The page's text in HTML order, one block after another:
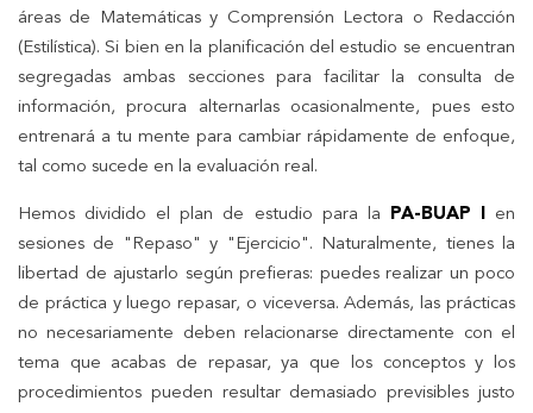
áreas de Matemáticas y Comprensión Lectora o Redacción
(Estilística). Si bien en la planificación del estudio se encuentran
segregadas ambas secciones para facilitar la consulta de
información, procura alternarlas ocasionalmente, pues esto
entrenará a tu mente para cambiar rápidamente de enfoque,
tal como sucede en la evaluación real.
Hemos dividido el plan de estudio para la PA-BUAP I en
sesiones de "Repaso" y "Ejercicio". Naturalmente, tienes la
libertad de ajustarlo según prefieras: puedes realizar un poco
de práctica y luego repasar, o viceversa. Además, las prácticas
no necesariamente deben relacionarse directamente con el
tema que acabas de repasar, ya que los conceptos y los
procedimientos pueden resultar demasiado previsibles justo